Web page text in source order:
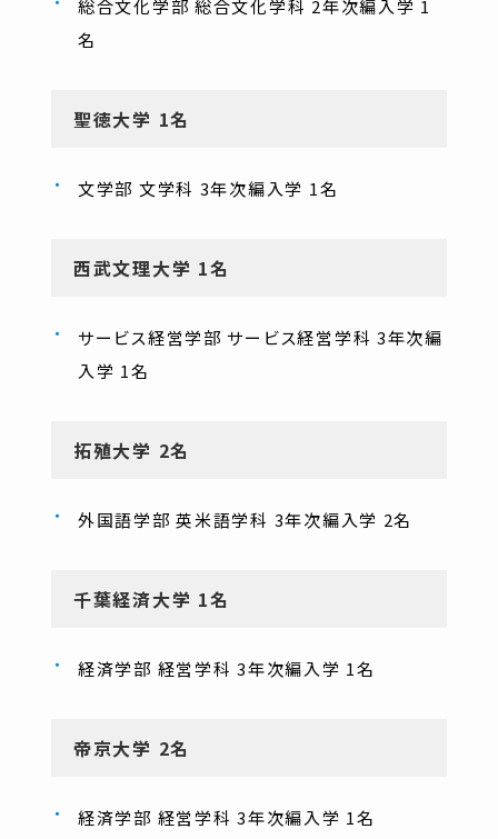
総合文化学部 総合文化学科 2年次編入学 1
名
聖徳大学 1名
文学部 文学科 3年次編入学 1名
西武文理大学 1名
サービス経営学部 サービス経営学科 3年次編
入学 1名
拓殖大学 2名
外国語学部 英米語学科 3年次編入学 2名
千葉経済大学 1名
経済学部 経営学科 3年次編入学 1名
帝京大学 2名
経済学部 経営学科 3年次編入学 1名